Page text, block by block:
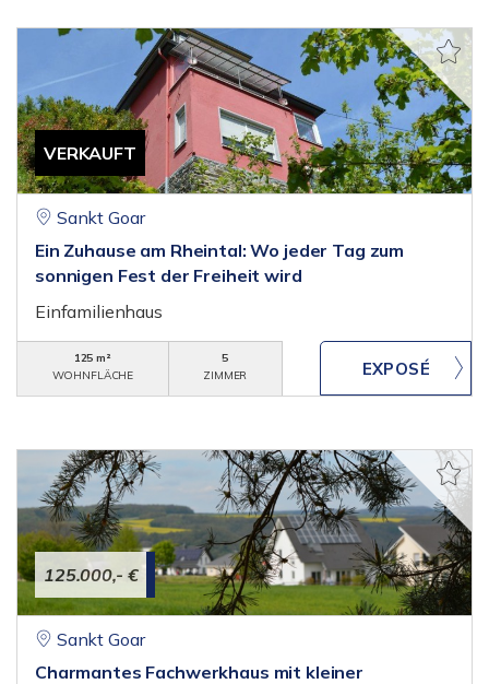
VERKAUFT
Sankt Goar
Ein Zuhause am Rheintal: Wo jeder Tag zum
sonnigen Fest der Freiheit wird
Einfamilienhaus
125 m²
WOHNFLÄCHE
5
ZIMMER
125.000,- €
Sankt Goar
Charmantes Fachwerkhaus mit kleiner